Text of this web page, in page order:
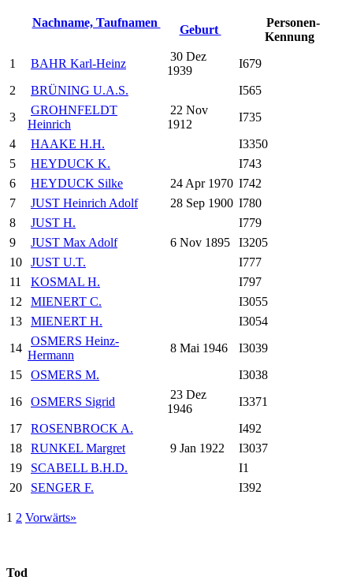
Nachname, Taufnamen
Geburt
Personen-
Kennung
1
BAHR Karl-Heinz
30 Dez
1939
I679
2
BRÜNING U.A.S.
I565
3
GROHNFELDT
Heinrich
22 Nov
1912
I735
4
HAAKE H.H.
I3350
5
HEYDUCK K.
I743
6
HEYDUCK Silke 24 Apr 1970 I742
7
JUST Heinrich Adolf 28 Sep 1900 I780
8
JUST H.
I779
9
JUST Max Adolf 6 Nov 1895
I3205
10
JUST U.T.
I777
11
KOSMAL H.
I797
12
MIENERT C.
I3055
13
MIENERT H.
I3054
14
OSMERS Heinz-
Hermann
8 Mai 1946
I3039
15
OSMERS M.
I3038
16
OSMERS Sigrid
23 Dez
1946
I3371
17
ROSENBROCK A.
I492
18
RUNKEL Margret 9 Jan 1922
I3037
19
SCABELL B.H.D.
I1
20
SENGER F. I392
1 2 Vorwärts»
Tod